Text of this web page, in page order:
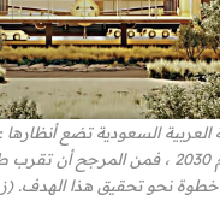
سائح بحلول عام 2030 ، فمن المرجح
خطوة نحو تحقيق هذا الهدف.